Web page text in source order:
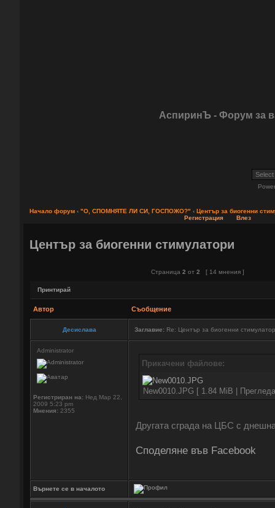
АспиринЪ - Форум за
Начало форум ‹ "О, СПОМНЯТЕ ЛИ СИ, ГОСПОЖО?" ‹ Център за биогенни
Регистрация
Влез
Център за биогенни стимулатори
Страница 2 от 2 [ 14 мнения ]
Принтирай
Автор Съобщение
Десислава Заглавие: Re: Център за биогенни
Administrator
Регистриран на: Нед Мар 22,
2009 5:23 pm
Мнения: 2355
Прикачени файлове:
New0010.JPG [ 1.84 MiB |
Другата сграда на ЦБС с
Споделяне във Facebook
Върнете се в началото